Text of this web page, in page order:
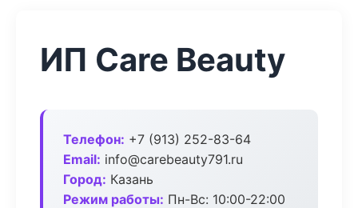
ИП Care Beauty
Телефон: +7 (913) 252-83-64
Email: info@carebeauty791.ru
Город: Казань
Режим работы: Пн-Вс: 10:00-22:00